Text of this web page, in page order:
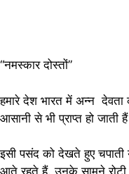
“नमस्कार दोस्तों”
हमारे देश भारत में अन्न देवता
आसानी से भी प्राप्त हो जाती
इसी पसंद को देखते हुए चपाती
आते रहते हैं. उनके सामने रोटी